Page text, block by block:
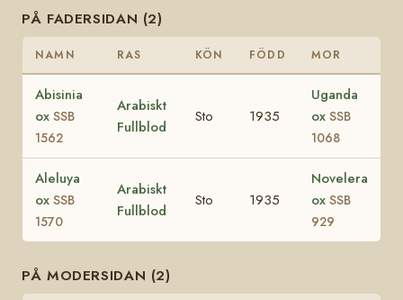
PÅ FADERSIDAN (2)
NAMN RAS KÖN FÖDD MOR
Abisinia
ox SSB
1562
Arabiskt
Fullblod
Sto 1935
Uganda
ox SSB
1068
Aleluya
ox SSB
1570
Arabiskt
Fullblod
Sto 1935
Novelera
ox SSB
929
PÅ MODERSIDAN (2)